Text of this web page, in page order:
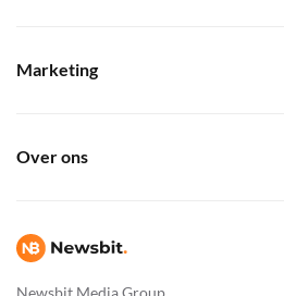
Newsbit Media Group
Marketing
Over ons